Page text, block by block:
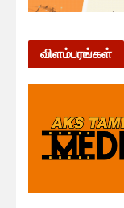
விளம்பரங்கள்